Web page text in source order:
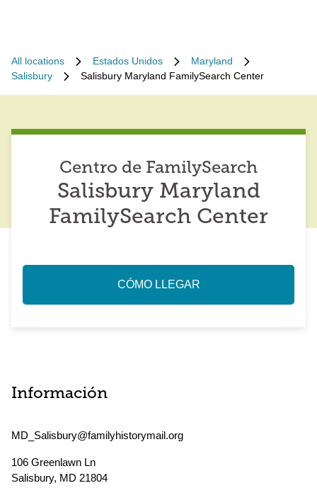
All locations Estados Unidos
Maryland
Salisbury
Salisbury Maryland FamilySearch Center
Centro de FamilySearch
Salisbury Maryland
FamilySearch Center
CÓMO LLEGAR
Información
MD_Salisbury@familyhistorymail.org
106 Greenlawn Ln
Salisbury, MD 21804